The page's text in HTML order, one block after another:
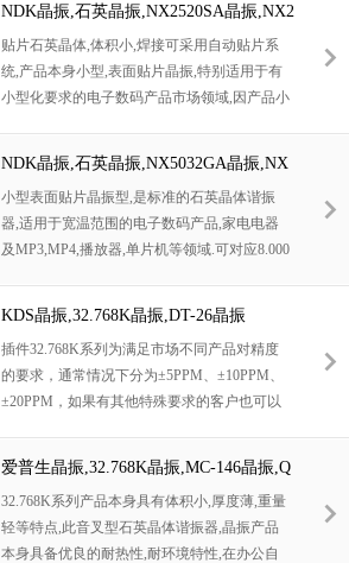
品本身可发挥优良的电气特性,满足无铅焊接的
高温回流温度曲线要求.
NDK晶振,石英晶振,NX2520SA晶振,NX2
520SA-16MHZ-STD-CSW-4晶振
贴片石英晶体,体积小,焊接可采用自动贴片系
统,产品本身小型,表面贴片晶振,特别适用于有
小型化要求的电子数码产品市场领域,因产品小
品本身可发挥优良的电气特性,满足无铅焊接的
高温回流温度曲线要求.
NDK晶振,石英晶振,NX5032GA晶振,NX
5032GB晶振,NX5032GA-24.000000MHZ
-LN-CD-1晶振
小型表面贴片晶振型,是标准的石英晶体谐振
器,适用于宽温范围的电子数码产品,家电电器
及MP3,MP4,播放器,单片机等领域.可对应8.000
焊接的回流温度曲线要求.
KDS晶振,32.768K晶振,DT-26晶振
插件32.768K系列为满足市场不同产品对精度
的要求，通常情况下分为±5PPM、±10PPM、
±20PPM，如果有其他特殊要求的客户也可以
达到—40°到+70°的宽温要求。
爱普生晶振,32.768K晶振,MC-146晶振,Q
13MC1461000200晶振
32.768K系列产品本身具有体积小,厚度薄,重量
轻等特点,此音叉型石英晶体谐振器,晶振产品
本身具备优良的耐热性,耐环境特性,在办公自